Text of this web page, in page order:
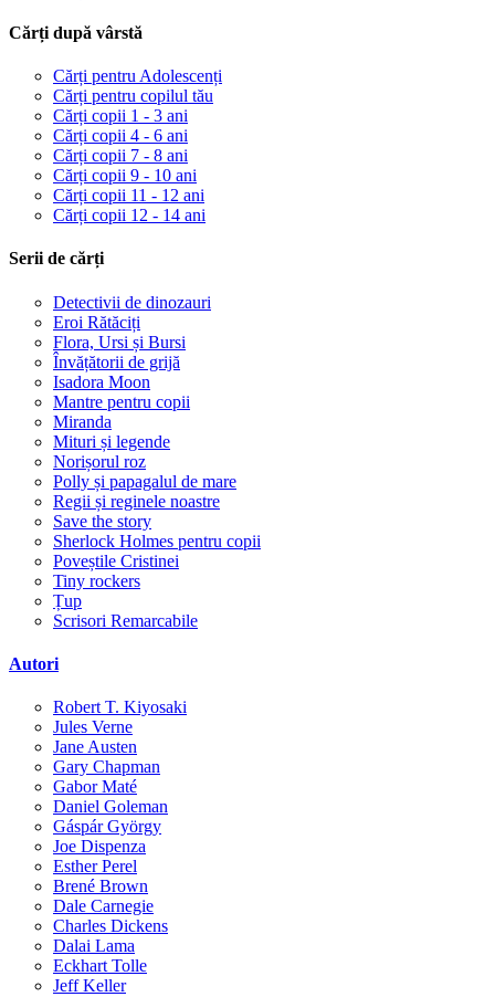
Cărți după vârstă
Cărți pentru Adolescenți
Cărți pentru copilul tău
Cărți copii 1 - 3 ani
Cărți copii 4 - 6 ani
Cărți copii 7 - 8 ani
Cărți copii 9 - 10 ani
Cărți copii 11 - 12 ani
Cărți copii 12 - 14 ani
Serii de cărți
Detectivii de dinozauri
Eroi Rătăciți
Flora, Ursi și Bursi
Învățătorii de grijă
Isadora Moon
Mantre pentru copii
Miranda
Mituri și legende
Norișorul roz
Polly și papagalul de mare
Regii și reginele noastre
Save the story
Sherlock Holmes pentru copii
Poveștile Cristinei
Tiny rockers
Țup
Scrisori Remarcabile
Autori
Robert T. Kiyosaki
Jules Verne
Jane Austen
Gary Chapman
Gabor Maté
Daniel Goleman
Gáspár György
Joe Dispenza
Esther Perel
Brené Brown
Dale Carnegie
Charles Dickens
Dalai Lama
Eckhart Tolle
Jeff Keller